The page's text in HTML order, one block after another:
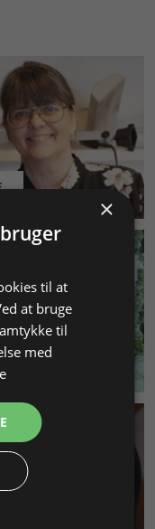
×
til at
at bruge
til
med